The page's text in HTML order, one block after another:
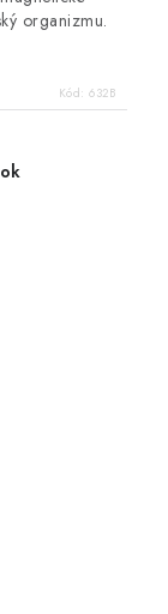
organizmu.
Kód: 632B